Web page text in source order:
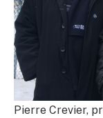
Pierre Crevier,